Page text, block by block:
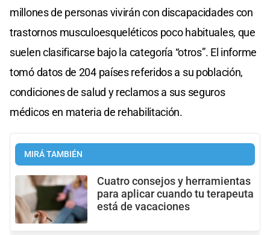
millones de personas vivirán con discapacidades con
trastornos musculoesqueléticos poco habituales, que
suelen clasificarse bajo la categoría “otros”. El informe
tomó datos de 204 países referidos a su población,
condiciones de salud y reclamos a sus seguros
médicos en materia de rehabilitación.
MIRÁ TAMBIÉN
Cuatro consejos y herramientas
para aplicar cuando tu terapeuta
está de vacaciones